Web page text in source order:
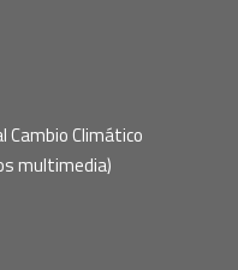
Climático
multimedia)